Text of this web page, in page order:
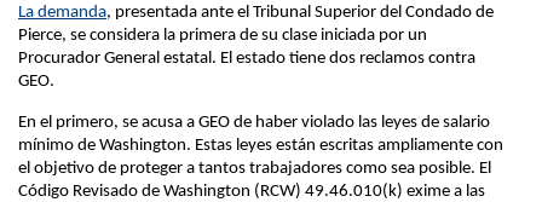
La demanda, presentada ante el Tribunal Superior del Condado de
Pierce, se considera la primera de su clase iniciada por un
Procurador General estatal. El estado tiene dos reclamos contra
GEO.
En el primero, se acusa a GEO de haber violado las leyes de salario
mínimo de Washington. Estas leyes están escritas ampliamente con
el objetivo de proteger a tantos trabajadores como sea posible. El
Código Revisado de Washington (RCW) 49.46.010(k) exime a las